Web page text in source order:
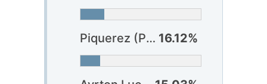
Piquerez (Palmeiras) 16.12%